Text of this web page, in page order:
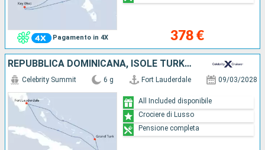
Pagamento in 4X 378 €
REPUBBLICA DOMINICANA, ISOLE TURKS E CAICOS, STATI UNITI
Celebrity Summit 6 g Fort Lauderdale 09/03/2028
All Included disponibile
Crociere di Lusso
Pensione completa